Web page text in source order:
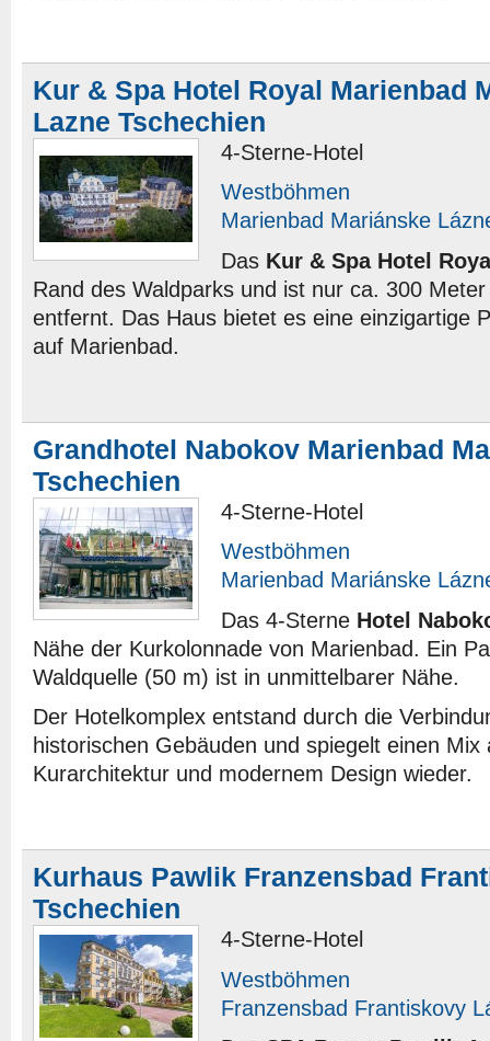
Kur & Spa Hotel Royal Marienbad
Lazne Tschechien
4-Sterne-Hotel
Westböhmen
Marienbad Mariánske
Das Kur & Spa Hotel
Rand des Waldparks und ist nur ca. 300
entfernt. Das Haus bietet es eine einzigartige
auf Marienbad.
Grandhotel Nabokov Marienbad
Tschechien
4-Sterne-Hotel
Westböhmen
Marienbad Mariánske
Das 4-Sterne Hotel
Nähe der Kurkolonnade von Marienbad. Ein
Waldquelle (50 m) ist in unmittelbarer Nähe.
Der Hotelkomplex entstand durch die
historischen Gebäuden und spiegelt einen Mix
Kurarchitektur und modernem Design wieder.
Kurhaus Pawlik Franzensbad
Tschechien
4-Sterne-Hotel
Westböhmen
Franzensbad Frantiskovy